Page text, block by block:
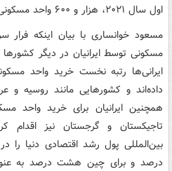
اول سال ۲۰۲۱، هزار و ۶۰۰ واحد مسکونی در ترکیه خریداری کرده‌اند.
مسعود خوانساری با بیان اینکه
مسکونی توسط ایرانیان در دیگر
ایرانی‌ها رتبه نخست خرید واحد
داده‌اند و کشورهایی مانند روسیه و
همچنین ایرانیان برای خرید واحد
تاجیکستان و گرجستان نیز اقدام
درصد و برای چین هشت درصد به